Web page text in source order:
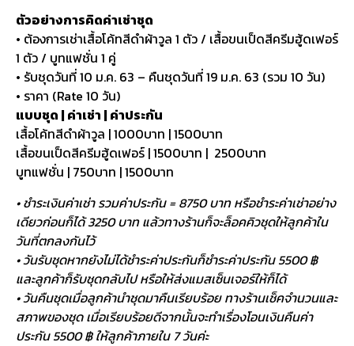
ตัวอย่างการคิดค่าเช่าชุด
• ต้องการเช่าเสื้อโค้ทสีดำผ้าวูล 1 ตัว / เสื้อขนเป็ดสีครีมฮู้ดเฟอร์
1 ตัว / บูทแฟชั่น 1 คู่
• รับชุดวันที่ 10 ม.ค. 63 – คืนชุดวันที่ 19 ม.ค. 63 (รวม 10 วัน)
• ราคา (Rate 10 วัน)
แบบชุด | ค่าเช่า | ค่าประกัน
เสื้อโค้ทสีดำผ้าวูล | 1000บาท | 1500บาท
เสื้อขนเป็ดสีครีมฮู้ดเฟอร์ | 1500บาท | 2500บาท
บูทแฟชั่น | 750บาท | 1500บาท
• ชำระเงินค่าเช่า รวมค่าประกัน = 8750 บาท หรือชำระค่าเช่าอย่าง
เดียวก่อนก็ได้ 3250 บาท แล้วทางร้านก็จะล็อคคิวชุดให้ลูกค้าใน
วันที่ตกลงกันไว้
• วันรับชุดหากยังไม่ได้ชำระค่าประกันก็ชำระค่าประกัน 5500 ฿
และลูกค้าก็รับชุดกลับไป หรือให้ส่งแมสเซ็นเจอร์ให้ก็ได้
• วันคืนชุดเมื่อลูกค้านำชุดมาคืนเรียบร้อย ทางร้านเช็คจำนวนและ
สภาพของชุด เมื่อเรียบร้อยดีจากนั้นจะทำเรื่องโอนเงินคืนค่า
ประกัน 5500 ฿ ให้ลูกค้าภายใน 7 วันค่ะ